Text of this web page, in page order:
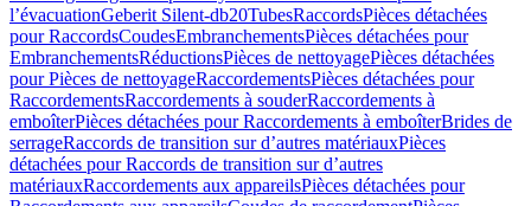
l’évacuationGeberit Silent-db20TubesRaccordsPièces détachées
pour RaccordsCoudesEmbranchementsPièces détachées pour
EmbranchementsRéductionsPièces de nettoyagePièces détachées
pour Pièces de nettoyageRaccordementsPièces détachées pour
RaccordementsRaccordements à souderRaccordements à
emboîterPièces détachées pour Raccordements à emboîterBrides de
serrageRaccords de transition sur d’autres matériauxPièces
détachées pour Raccords de transition sur d’autres
matériauxRaccordements aux appareilsPièces détachées pour